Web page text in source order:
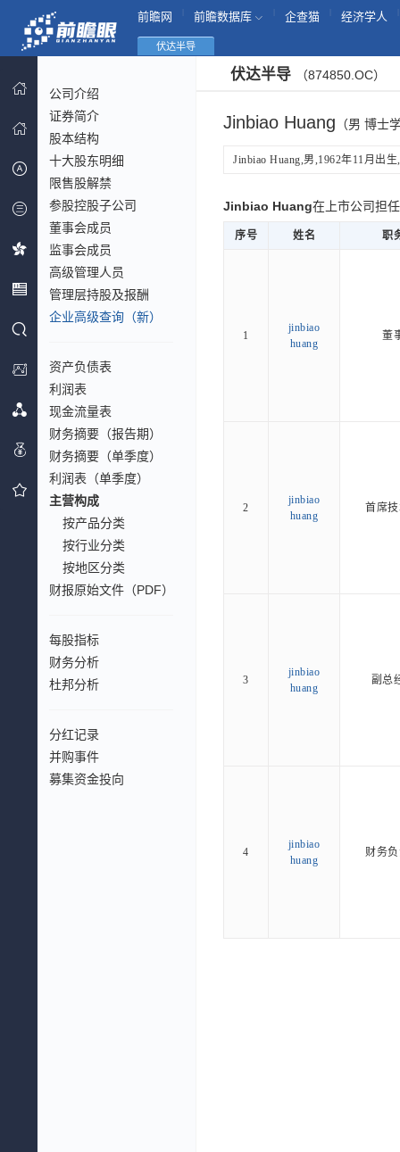
前瞻网 前瞻数据库 企查猫 经济学人
伏达半导
公司介绍
证券简介
股本结构
十大股东明细
限售股解禁
参股控股子公司
董事会成员
监事会成员
高级管理人员
管理层持股及报酬
企业高级查询（新）
资产负债表
利润表
现金流量表
财务摘要（报告期）
财务摘要（单季度）
利润表（单季度）
主营构成
按产品分类
按行业分类
按地区分类
财报原始文件（PDF）
每股指标
财务分析
杜邦分析
分红记录
并购事件
募集资金投向
伏达半导 （874850.OC）
Jinbiao Huang （男 博士
Jinbiao Huang,男,1962年11月出
Jinbiao Huang在上市公司担
序号 姓名 职
1
jinbiao
huang
董
2
jinbiao
huang
首席
3
jinbiao
huang
副总
4
jinbiao
huang
财务